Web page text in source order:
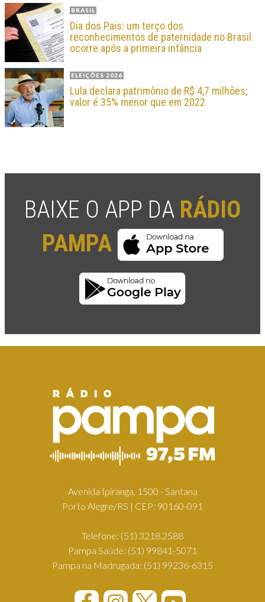
BRASIL
Dia dos Pais: um terço dos
reconhecimentos de paternidade no Brasil
ocorre após a primeira infância
ELEIÇÕES 2026
Lula declara patrimônio de R$ 4,7 milhões;
valor é 35% menor que em 2022
BAIXE O APP DA RÁDIO
PAMPA
Avenida Ipiranga, 1500 - Santana
Porto Alegre/RS | CEP: 90160-091
Telefone: (51) 3218.2588
Pampa Saúde: (51) 99841-5071
Pampa na Madrugada: (51) 99236-6315